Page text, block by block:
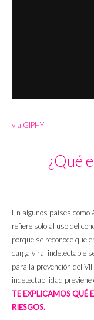
via GIPHY
¿Qué
En algunos países como
refiere solo al uso del
porque se reconoce que
carga viral indetectable
para la prevención del
indetectabilidad
TE EXPLICAMOS QUÉ
RIESGOS.